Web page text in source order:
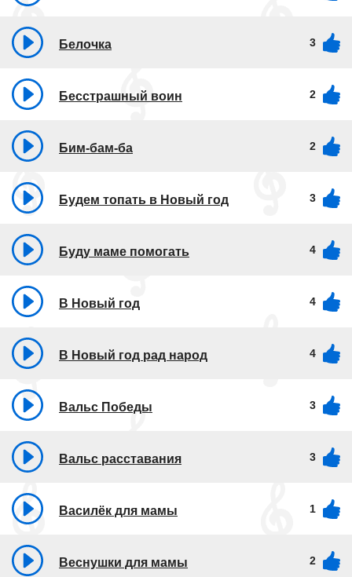
Белочка 3
Бесстрашный воин 2
Бим-бам-ба 2
Будем топать в Новый год 3
Буду маме помогать 4
В Новый год 4
В Новый год рад народ 4
Вальс Победы 3
Вальс расставания 3
Василёк для мамы 1
Веснушки для мамы 2